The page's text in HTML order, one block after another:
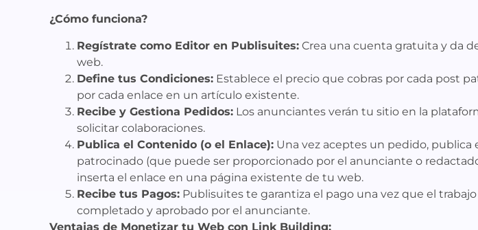
¿Cómo funciona?
Regístrate como Editor en Publisuites: Crea una cuenta gratuita y da
web.
Define tus Condiciones: Establece el precio que cobras por cada post
por cada enlace en un artículo existente.
Recibe y Gestiona Pedidos: Los anunciantes verán tu sitio en la
solicitar colaboraciones.
Publica el Contenido (o el Enlace): Una vez aceptes un pedido, publica
patrocinado (que puede ser proporcionado por el anunciante o
inserta el enlace en una página existente de tu web.
Recibe tus Pagos: Publisuites te garantiza el pago una vez que el trabajo
completado y aprobado por el anunciante.
Ventajas de Monetizar tu Web con Link Building: